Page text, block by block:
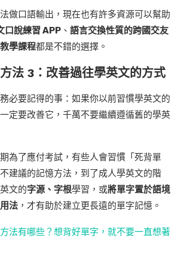
做口語輸出，現在也有許多資源可以幫助
口說練習 APP 、 語言交換性質的跨國交友
學課程都是不錯的選擇。
法 3：改善過往學英文的方式
必要記得的事：如果你以前習慣學英文的
定要改善它，千萬不要繼續遵循舊的學英
為了應付考試，有些人會習慣「死背單
建議的記憶方法，到了成人學英文的階
文的字源、字根學習，或將單字置於語境
法 ，才有助於建立更長遠的單字記憶。
法有哪些？想背好單字，就不要一直想著